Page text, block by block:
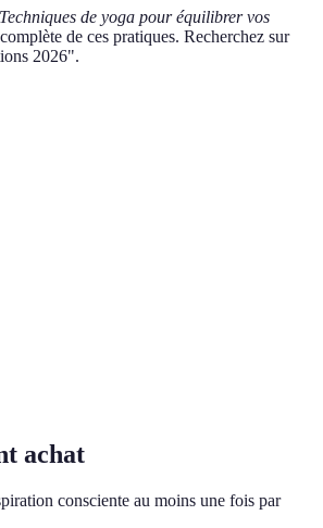
Techniques de yoga pour équilibrer vos
de ces pratiques. Recherchez sur
2026".
achat
consciente au moins une fois par